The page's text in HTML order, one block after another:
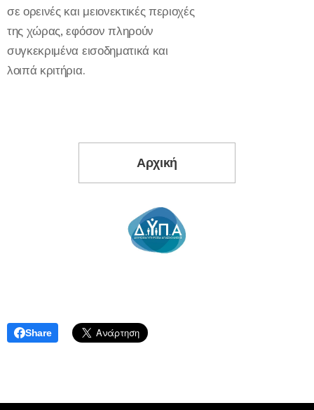
σε ορεινές και μειονεκτικές περιοχές
της χώρας, εφόσον πληρούν
συγκεκριμένα εισοδηματικά και
λοιπά κριτήρια.
Αρχική
Share